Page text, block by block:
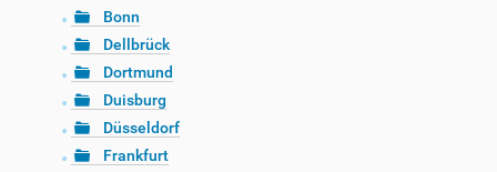
Bonn
Dellbrück
Dortmund
Duisburg
Düsseldorf
Frankfurt